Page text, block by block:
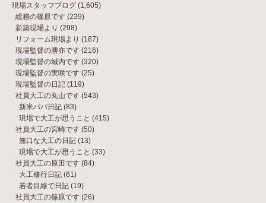
現場スタッフブログ (1,605)
総務の篠原です (239)
新築現場より (298)
リフォーム現場より (187)
現場監督の勝亦です (216)
現場監督の城内です (320)
現場監督の実咲です (25)
現場監督の日記 (119)
社員大工の丸山です (543)
新米パパ日記 (83)
現場で大工が思うこと (415)
社員大工の宮崎です (50)
無口な大工の日記 (13)
現場で大工が思うこと (33)
社員大工の原田です (84)
大工修行日記 (61)
若者目線で日記 (19)
社員大工の篠原です (26)